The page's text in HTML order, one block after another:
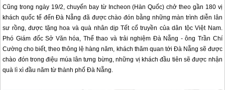
Cũng trong ngày 19/2, chuyến bay từ Incheon (Hàn Quốc) chở theo gần 180 vị
khách quốc tế đếnĐà Nẵng đã được chào đón bằng những màn trình diễn lân
sư rồng, được tặng hoa và quà nhân dịp Tết cổ truyền của dân tộc Việt Nam.
Phó Giám đốc Sở Văn hóa, Thể thao và trải nghiệm Đà Nẵng - ông Trần Chí
Cường cho biết, theo thông lệ hàng năm, khách thăm quan tới Đà Nẵng sẽ được
chào đón trong điệu múa lân tưng bừng, những vị khách đầu tiên sẽ được nhận
quà lì xì đầu năm từ thành phốĐà Nẵng.